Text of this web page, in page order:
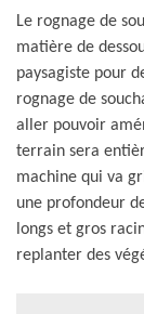
Le rognage de
matière de
paysagiste pour
rognage de
aller pouvoir
terrain sera
machine qui va
une profondeur
longs et gros
replanter des